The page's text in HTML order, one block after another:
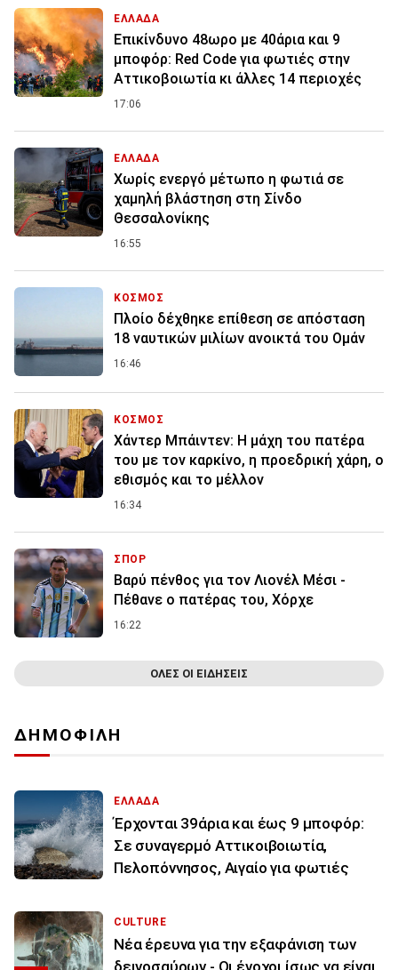
ΕΛΛΑΔΑ
Επικίνδυνο 48ωρο με 40άρια και 9
μποφόρ: Red Code για φωτιές στην
Αττικοβοιωτία κι άλλες 14 περιοχές
17:06
ΕΛΛΑΔΑ
Χωρίς ενεργό μέτωπο η φωτιά σε
χαμηλή βλάστηση στη Σίνδο
Θεσσαλονίκης
16:55
ΚΟΣΜΟΣ
Πλοίο δέχθηκε επίθεση σε απόσταση
18 ναυτικών μιλίων ανοικτά του Ομάν
16:46
ΚΟΣΜΟΣ
Χάντερ Μπάιντεν: Η μάχη του πατέρα
του με τον καρκίνο, η προεδρική χάρη, ο
εθισμός και το μέλλον
16:34
ΣΠΟΡ
Βαρύ πένθος για τον Λιονέλ Μέσι -
Πέθανε ο πατέρας του, Χόρχε
16:22
ΟΛΕΣ ΟΙ ΕΙΔΗΣΕΙΣ
ΔΗΜΟΦΙΛΗ
ΕΛΛΑΔΑ
Έρχονται 39άρια και έως 9 μποφόρ:
Σε συναγερμό Αττικοιβοιωτία,
Πελοπόννησος, Αιγαίο για φωτιές
CULTURE
Νέα έρευνα για την εξαφάνιση των